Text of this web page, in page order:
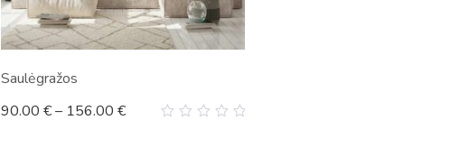
Saulėgražos
90.00 €– 156.00 €